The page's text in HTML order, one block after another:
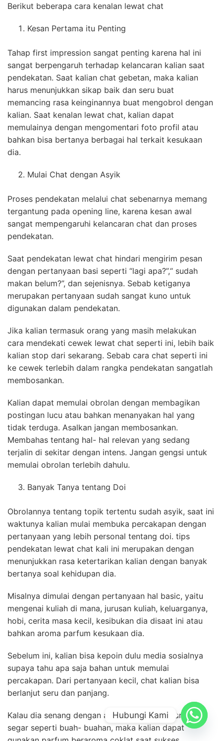
Berikut beberapa cara kenalan lewat chat
Kesan Pertama itu Penting
Tahap first impression sangat penting karena hal ini
sangat berpengaruh terhadap kelancaran kalian saat
pendekatan. Saat kalian chat gebetan, maka kalian
harus menunjukkan sikap baik dan seru buat
memancing rasa keinginannya buat mengobrol dengan
kalian. Saat kenalan lewat chat, kalian dapat
memulainya dengan mengomentari foto profil atau
bahkan bisa bertanya berbagai hal terkait kesukaan
dia.
Mulai Chat dengan Asyik
Proses pendekatan melalui chat sebenarnya memang
tergantung pada opening line, karena kesan awal
sangat mempengaruhi kelancaran chat dan proses
pendekatan.
Saat pendekatan lewat chat hindari mengirim pesan
dengan pertanyaan basi seperti “lagi apa?”,“ sudah
makan belum?”, dan sejenisnya. Sebab ketiganya
merupakan pertanyaan sudah sangat kuno untuk
digunakan dalam pendekatan.
Jika kalian termasuk orang yang masih melakukan
cara mendekati cewek lewat chat seperti ini, lebih baik
kalian stop dari sekarang. Sebab cara chat seperti ini
ke cewek terlebih dalam rangka pendekatan sangatlah
membosankan.
Kalian dapat memulai obrolan dengan membagikan
postingan lucu atau bahkan menanyakan hal yang
tidak terduga. Asalkan jangan membosankan.
Membahas tentang hal- hal relevan yang sedang
terjalin di sekitar dengan intens. Jangan gengsi untuk
memulai obrolan terlebih dahulu.
Banyak Tanya tentang Doi
Obrolannya tentang topik tertentu sudah asyik, saat ini
waktunya kalian mulai membuka percakapan dengan
pertanyaan yang lebih personal tentang doi. tips
pendekatan lewat chat kali ini merupakan dengan
menunjukkan rasa ketertarikan kalian dengan banyak
bertanya soal kehidupan dia.
Misalnya dimulai dengan pertanyaan hal basic, yaitu
mengenai kuliah di mana, jurusan kuliah, keluarganya,
hobi, cerita masa kecil, kesibukan dia disaat ini atau
bahkan aroma parfum kesukaan dia.
Sebelum ini, kalian bisa kepoin dulu media sosialnya
supaya tahu apa saja bahan untuk memulai
percakapan. Dari pertanyaan kecil, chat kalian bisa
berlanjut seru dan panjang.
Kalau dia senang dengan aroma coklat atau aroma
segar seperti buah- buahan, maka kalian dapat
Hubungi Kami